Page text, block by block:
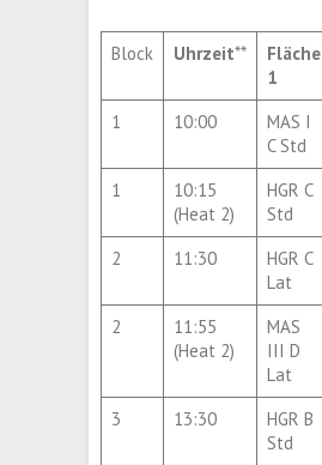
Block Uhrzeit**
Fläche
1
1 10:00
MAS I
C Std
1
10:15
(Heat 2)
HGR C
Std
2 11:30
HGR C
Lat
2
11:55
(Heat 2)
MAS
III D
Lat
3 13:30
HGR B
Std